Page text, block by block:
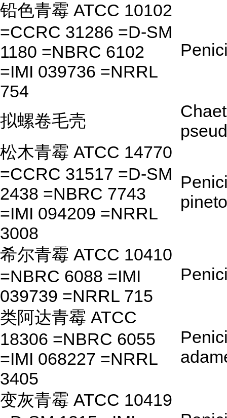
铅色青霉 ATCC 10102
=CCRC 31286 =D-SM
1180 =NBRC 6102
=IMI 039736 =NRRL
754
拟螺卷毛壳
松木青霉 ATCC 14770
=CCRC 31517 =D-SM
2438 =NBRC 7743
=IMI 094209 =NRRL
3008
希尔青霉 ATCC 10410
=NBRC 6088 =IMI
039739 =NRRL 715
类阿达青霉 ATCC
18306 =NBRC 6055
=IMI 068227 =NRRL
3405
变灰青霉 ATCC 10419